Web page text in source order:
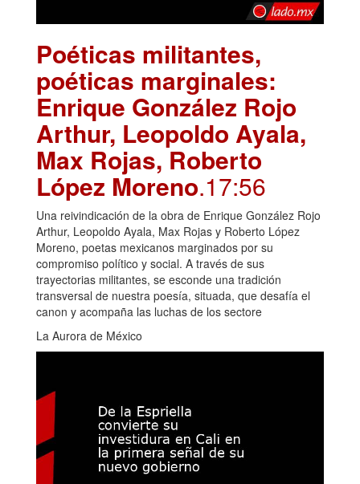
Poéticas militantes,
poéticas marginales:
Enrique González Rojo
Arthur, Leopoldo Ayala,
Max Rojas, Roberto
López Moreno.17:56
Una reivindicación de la obra de Enrique González Rojo
Arthur, Leopoldo Ayala, Max Rojas y Roberto López
Moreno, poetas mexicanos marginados por su
compromiso político y social. A través de sus
trayectorias militantes, se esconde una tradición
transversal de nuestra poesía, situada, que desafía el
canon y acompaña las luchas de los sectore
La Aurora de México